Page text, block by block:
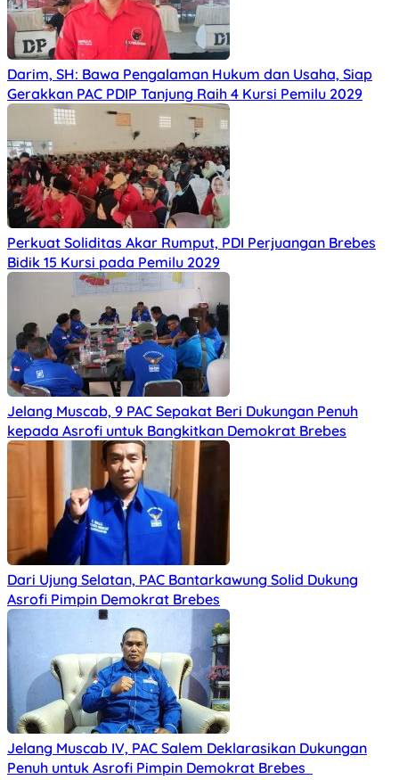
Darim, SH: Bawa Pengalaman Hukum dan Usaha, Siap
Gerakkan PAC PDIP Tanjung Raih 4 Kursi Pemilu 2029
Perkuat Soliditas Akar Rumput, PDI Perjuangan Brebes
Bidik 15 Kursi pada Pemilu 2029
Jelang Muscab, 9 PAC Sepakat Beri Dukungan Penuh
kepada Asrofi untuk Bangkitkan Demokrat Brebes
Dari Ujung Selatan, PAC Bantarkawung Solid Dukung
Asrofi Pimpin Demokrat Brebes
Jelang Muscab IV, PAC Salem Deklarasikan Dukungan
Penuh untuk Asrofi Pimpin Demokrat Brebes